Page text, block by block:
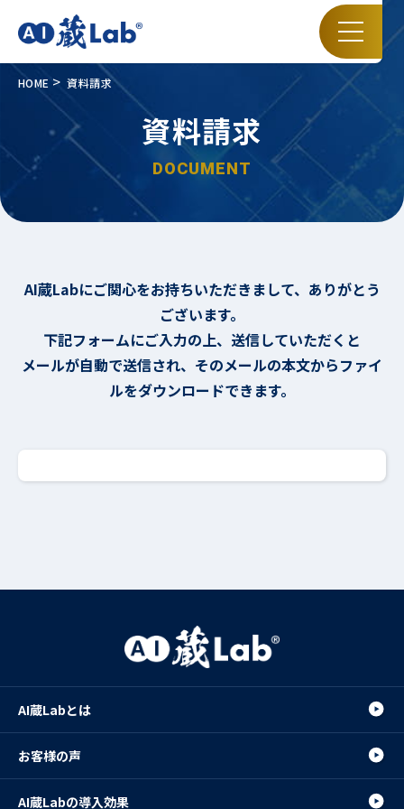
HOME 資料請求
資料請求
DOCUMENT
AI蔵Labにご関心をお持ちいただきまして、ありがとう
ございます。
下記フォームにご入力の上、送信していただくと
メールが自動で送信され、そのメールの本文からファイ
ルをダウンロードできます。
AI蔵Labとは
お客様の声
AI蔵Labの導入効果